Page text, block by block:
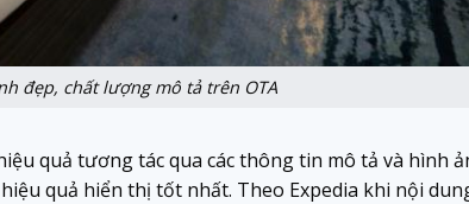
đẹp, chất lượng mô tả trên OTA
quả tương tác qua các thông tin mô tả và hình
quả hiển thị tốt nhất. Theo Expedia khi nội